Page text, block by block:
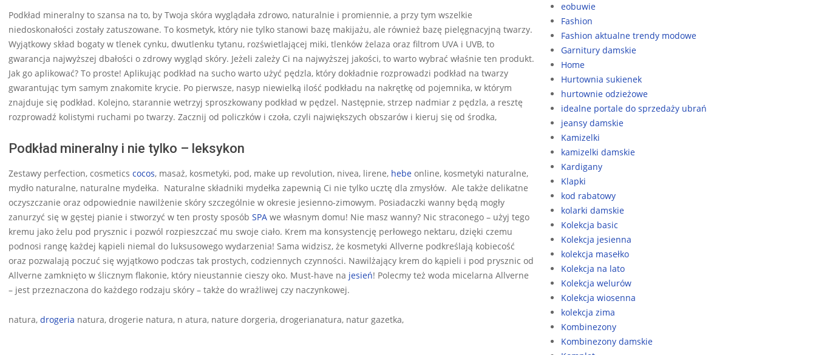
Podkład mineralny to szansa na to, by Twoja skóra wyglądała zdrowo, naturalnie i promiennie, a przy tym wszelkie
niedoskonałości zostały zatuszowane. To kosmetyk, który nie tylko stanowi bazę makijażu, ale również bazę pielęgnacyjną twarzy.
Wyjątkowy skład bogaty w tlenek cynku, dwutlenku tytanu, rozświetlającej miki, tlenków żelaza oraz filtrom UVA i UVB, to
gwarancja najwyższej dbałości o zdrowy wygląd skóry. Jeżeli zależy Ci na najwyższej jakości, to warto wybrać właśnie ten produkt.
Jak go aplikować? To proste! Aplikując podkład na sucho warto użyć pędzla, który dokładnie rozprowadzi podkład na twarzy
gwarantując tym samym znakomite krycie. Po pierwsze, nasyp niewielką ilość podkładu na nakrętkę od pojemnika, w którym
znajduje się podkład. Kolejno, starannie wetrzyj sproszkowany podkład w pędzel. Następnie, strzep nadmiar z pędzla, a resztę
rozprowadź kolistymi ruchami po twarzy. Zacznij od policzków i czoła, czyli największych obszarów i kieruj się od środka,
Podkład mineralny i nie tylko – leksykon
Zestawy perfection, cosmetics cocos, masaż, kosmetyki, pod, make up revolution, nivea, lirene, hebe online, kosmetyki naturalne,
mydło naturalne, naturalne mydełka. Naturalne składniki mydełka zapewnią Ci nie tylko ucztę dla zmysłów. Ale także delikatne
oczyszczanie oraz odpowiednie nawilżenie skóry szczególnie w okresie jesienno-zimowym. Posiadaczki wanny będą mogły
zanurzyć się w gęstej pianie i stworzyć w ten prosty sposób SPA we własnym domu! Nie masz wanny? Nic straconego – użyj tego
kremu jako żelu pod prysznic i pozwól rozpieszczać mu swoje ciało. Krem ma konsystencję perłowego nektaru, dzięki czemu
podnosi rangę każdej kąpieli niemal do luksusowego wydarzenia! Sama widzisz, że kosmetyki Allverne podkreślają kobiecość
oraz pozwalają poczuć się wyjątkowo podczas tak prostych, codziennych czynności. Nawilżający krem do kąpieli i pod prysznic od
Allverne zamknięto w ślicznym flakonie, który nieustannie cieszy oko. Must-have na jesień! Polecmy też woda micelarna Allverne
– jest przeznaczona do każdego rodzaju skóry – także do wrażliwej czy naczynkowej.
natura, drogeria natura, drogerie natura, n atura, nature dorgeria, drogerianatura, natur gazetka,
eobuwie
Fashion
Fashion aktualne trendy modowe
Garnitury damskie
Home
Hurtownia sukienek
hurtownie odzieżowe
idealne portale do sprzedaży ubrań
jeansy damskie
Kamizelki
kamizelki damskie
Kardigany
Klapki
kod rabatowy
kolarki damskie
Kolekcja basic
Kolekcja jesienna
kolekcja masełko
Kolekcja na lato
Kolekcja welurów
Kolekcja wiosenna
kolekcja zima
Kombinezony
Kombinezony damskie